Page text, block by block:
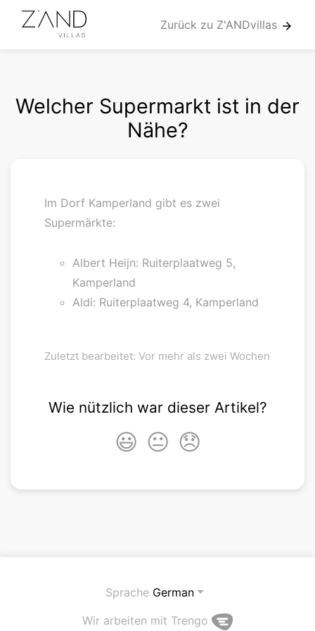
Zurück zu Z'ANDvillas arrow_forward
Welcher Supermarkt ist in der
Nähe?
Im Dorf Kamperland gibt es zwei
Supermärkte:
Albert Heijn: Ruiterplaatweg 5,
Kamperland
Aldi: Ruiterplaatweg 4, Kamperland
Zuletzt bearbeitet: Vor mehr als zwei Wochen
Wie nützlich war dieser Artikel?
😃 😐 😞
Sprache German
Wir arbeiten mit Trengo